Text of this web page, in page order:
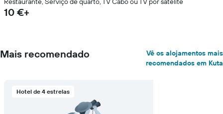
10 €+
Mais recomendado
Vê os alojamentos mais
recomendados em Kuta
Hotel de 4 estrelas